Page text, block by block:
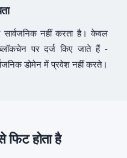
सार्वजनिक नहीं करता है। केवल
पर दर्ज किए जाते हैं -
डोमेन में प्रवेश नहीं करते।
होता है